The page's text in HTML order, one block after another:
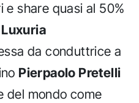
share quasi al 50%
Luxuria
da conduttrice a
Pierpaolo Pretelli
del mondo come